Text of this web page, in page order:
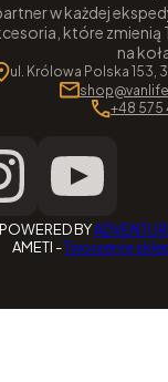
w każdej
które zmienią
na
ul. Królowa Polska
+48 575
POWERED BY
AMETI -Tworzenie